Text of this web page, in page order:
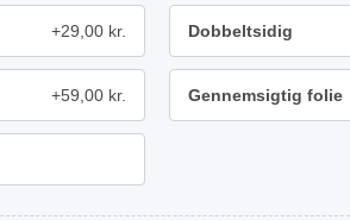
+29,00 kr. Dobbeltsidig
+59,00 kr. Gennemsigtig folie